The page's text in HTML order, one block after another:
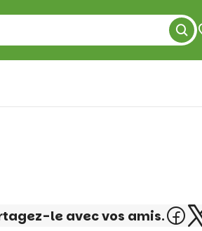
le avec vos amis.